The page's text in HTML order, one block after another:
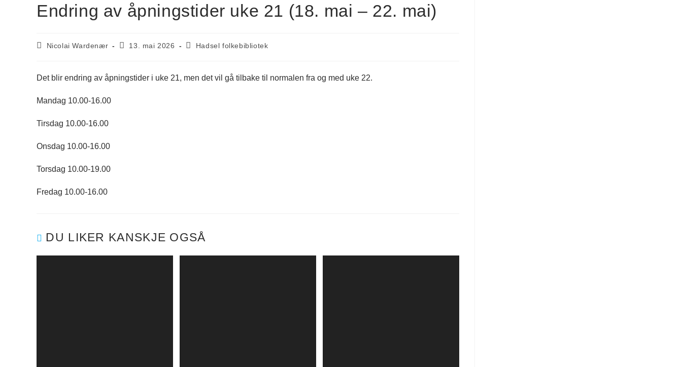
Endring av åpningstider uke 21 (18. mai – 22. mai)
Nicolai Wardenær 13. mai 2026 Hadsel folkebibliotek
Det blir endring av åpningstider i uke 21, men det vil gå tilbake til normalen fra og med uke 22.
Mandag 10.00-16.00
Tirsdag 10.00-16.00
Onsdag 10.00-16.00
Torsdag 10.00-19.00
Fredag 10.00-16.00
DU LIKER KANSKJE OGSÅ